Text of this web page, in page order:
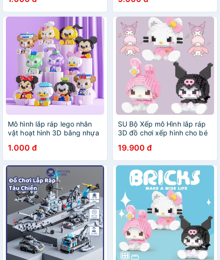
[No Box, Túi OPP]
Mô hình lắp ráp lego nhân
vật hoạt hình 3D bằng nhựa
đáng yêu
1.000 đ
SU Bộ Xếp mô Hình lắp ráp
3D đồ chơi xếp hình cho bé
brick hunter
19.900 đ